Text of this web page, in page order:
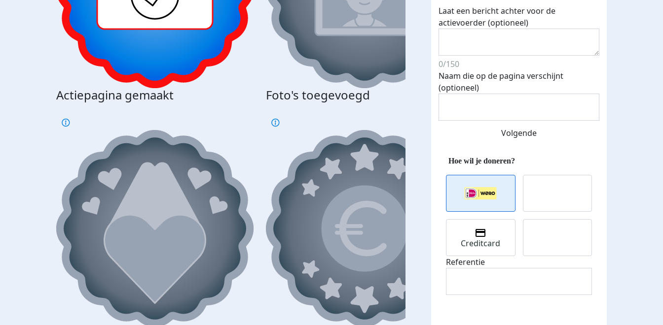
Actiepagina gemaakt Foto's toegevoegd E-mails verstuurd
€500 euro opgehaald: t-shirt
Laat een bericht achter voor de
actievoerder (optioneel)
0/150
Naam die op de pagina verschijnt
(optioneel)
Volgende
Creditcard
Referentie